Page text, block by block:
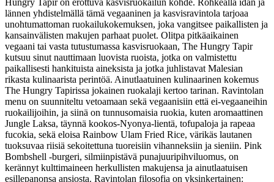
lännen yhdistelmällä tämä vegaaninen ja kasvisravintola tarjoaa
unohtumattoman ruokailukokemuksen, joka vangitsee paikallisten ja
kansainvälisten makujen parhaat puolet. Olitpa pitkäaikainen
vegaani tai vasta tutustumassa kasvisruokaan, The Hungry Tapir
kutsuu sinut nauttimaan luovista ruoista, jotka on valmistettu
paikallisesti hankituista aineksista ja jotka juhlistavat Malesian
rikasta kulinaarista perintöä. Ainutlaatuinen kulinaarinen kokemus
The Hungry Tapirissa jokainen ruokalaji kertoo tarinan. Ravintolan
menu on suunniteltu vetoamaan sekä vegaanisiin että ei-vegaaneihin
ruokailijoihin, ja siinä on tunnusomaisia ruokia, kuten aromaattinen
Jungle Laksa, täynnä kookos-Nyonya-lientä, tofupaloja ja rapeaa
fucokia, sekä eloisa Rainbow Ulam Fried Rice, värikäs lautanen
tuoksuvaa riisiä sekoitettuna tuoreisiin vihanneksiin ja sieniin. Pink
Bombshell -burgeri, silmiinpistävä punajuuripihviluomus, on
kerännyt kulttimaineen herkullisten makujensa ja ainutlaatuisen
esillepanonsa ansiosta. Ravintolan filosofia on yksinkertainen: